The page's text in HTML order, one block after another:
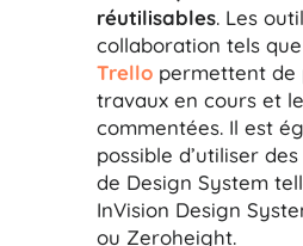
réutilisables. Les
collaboration tels que
Trellopermettent de
travaux en cours et
commentées. Il est
possible d’utiliser
de Design System
InVision Design
ou Zeroheight.